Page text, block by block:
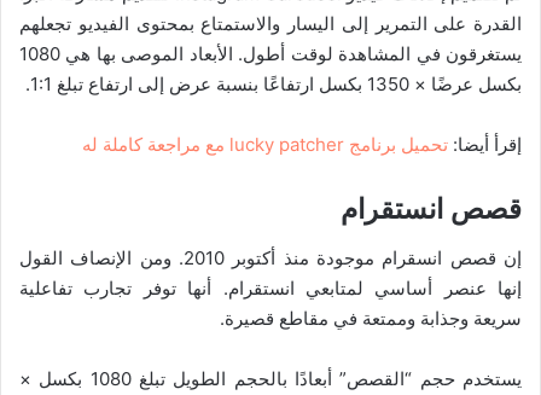
القدرة على التمرير إلى اليسار والاستمتاع بمحتوى الفيديو تجعلهم
يستغرقون في المشاهدة لوقت أطول. الأبعاد الموصى بها هي 1080
بكسل عرضًا × 1350 بكسل ارتفاعًا بنسبة عرض إلى ارتفاع تبلغ 1:1.
إقرأ أيضا: تحميل برنامج lucky patcher مع مراجعة كاملة له
قصص انستقرام
إن قصص انسقرام موجودة منذ أكتوبر 2010. ومن الإنصاف القول
إنها عنصر أساسي لمتابعي انستقرام. أنها توفر تجارب تفاعلية
سريعة وجذابة وممتعة في مقاطع قصيرة.
يستخدم حجم “القصص” أبعادًا بالحجم الطويل تبلغ 1080 بكسل ×